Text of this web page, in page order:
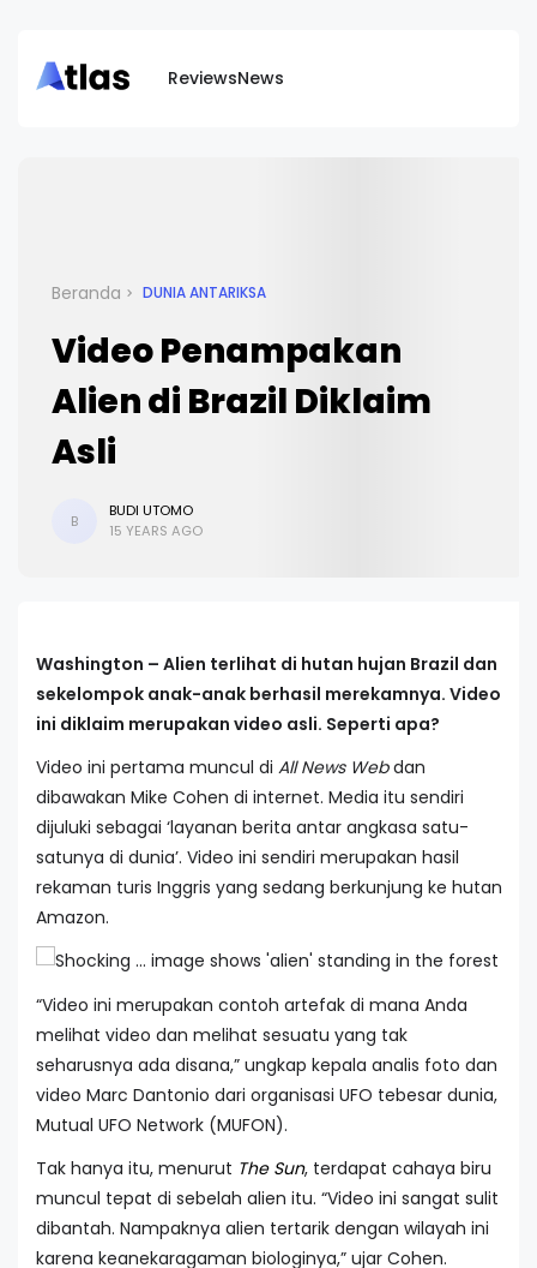
ReviewsNews
Beranda DUNIA ANTARIKSA
Video Penampakan
Alien di Brazil Diklaim
Asli
B
BUDI UTOMO
15 YEARS AGO
Washington – Alien terlihat di hutan hujan Brazil dan
sekelompok anak-anak berhasil merekamnya. Video
ini diklaim merupakan video asli. Seperti apa?
Video ini pertama muncul di All News Webdan
dibawakan Mike Cohen di internet. Media itu sendiri
dijuluki sebagai ‘layanan berita antar angkasa satu-
satunya di dunia’. Video ini sendiri merupakan hasil
rekaman turis Inggris yang sedang berkunjung ke hutan
Amazon.
“Video ini merupakan contoh artefak di mana Anda
melihat video dan melihat sesuatu yang tak
seharusnya ada disana,” ungkap kepala analis foto dan
video Marc Dantonio dari organisasi UFO tebesar dunia,
Mutual UFO Network (MUFON).
Tak hanya itu, menurut The Sun, terdapat cahaya biru
muncul tepat di sebelah alien itu. “Video ini sangat sulit
dibantah. Nampaknya alien tertarik dengan wilayah ini
karena keanekaragaman biologinya,” ujar Cohen.